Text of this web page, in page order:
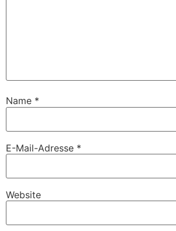
Name *
E-Mail-Adresse *
Website